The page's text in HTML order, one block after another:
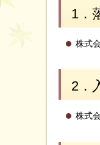
1．
株式
2．
株式